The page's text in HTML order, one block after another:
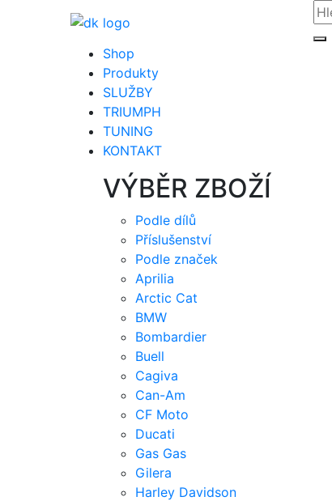
Shop
Produkty
SLUŽBY
TRIUMPH
TUNING
KONTAKT
VÝBĚR ZBOŽÍ
Podle dílů
Příslušenství
Podle značek
Aprilia
Arctic Cat
BMW
Bombardier
Buell
Cagiva
Can-Am
CF Moto
Ducati
Gas Gas
Gilera
Harley Davidson